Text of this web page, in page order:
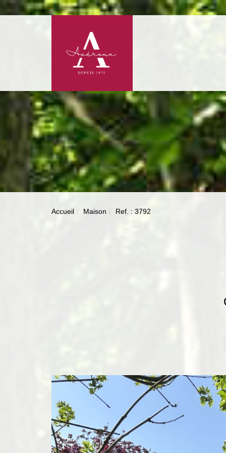
Accueil Maison Ref. : 3792